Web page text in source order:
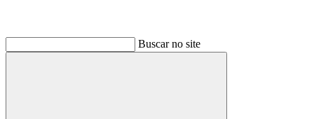
Buscar no site